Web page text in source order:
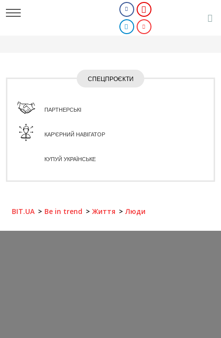
СПЕЦПРОЄКТИ
ПАРТНЕРСЬКІ
КАР'ЄРНИЙ НАВІГАТОР
КУПУЙ УКРАЇНСЬКЕ
BIT.UA Be in trend Життя Люди